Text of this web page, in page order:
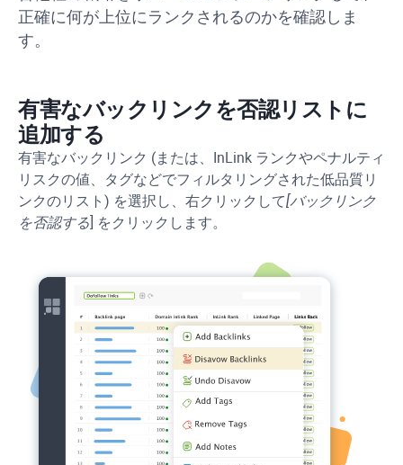
正確に何が上位にランクされるのかを確認しま
す。
有害なバックリンクを否認リストに
追加する
有害なバックリンク (または、InLink ランクやペナルティ
リスクの値、タグなどでフィルタリングされた低品質リ
ンクのリスト) を選択し、右クリックして[バックリンク
を否認する ] をクリックします。